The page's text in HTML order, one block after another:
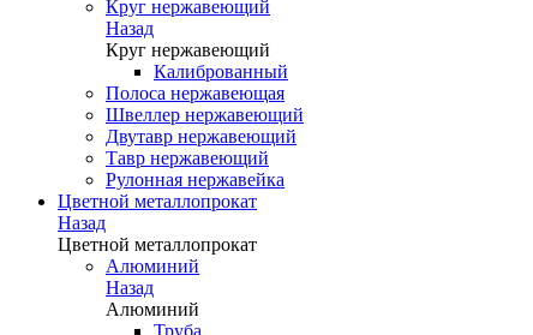
Круг нержавеющий
Назад
Круг нержавеющий
Калиброванный
Полоса нержавеющая
Швеллер нержавеющий
Двутавр нержавеющий
Тавр нержавеющий
Рулонная нержавейка
Цветной металлопрокат
Назад
Цветной металлопрокат
Алюминий
Назад
Алюминий
Труба